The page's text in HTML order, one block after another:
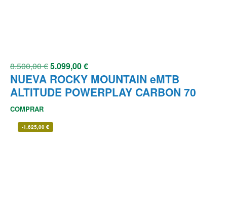
8.500,00€5.099,00€
NUEVA ROCKY MOUNTAIN eMTB
ALTITUDE POWERPLAY CARBON 70
COMPRAR
-1.625,00 €